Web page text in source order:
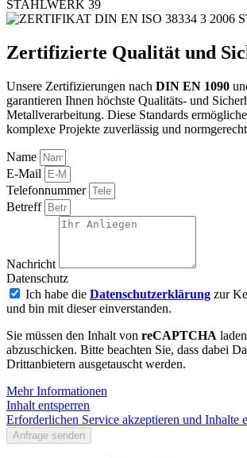
Zertifizierte Qualität und
Unsere Zertifizierungen nach DIN EN 1090
garantieren Ihnen höchste Qualitäts- und
Metallverarbeitung. Diese Standards
komplexe Projekte zuverlässig und
Name
E-Mail
Telefonnummer
Betreff
Nachricht
Datenschutz
Ich habe die Datenschutzerklärung zur
und bin mit dieser einverstanden.
Sie müssen den Inhalt von reCAPTCHA
abzuschicken. Bitte beachten Sie, dass dabei
Drittanbietern ausgetauscht werden.
Mehr Informationen
Inhalt entsperren
Erforderlichen Service akzeptieren und Inhalte
Anfrage senden